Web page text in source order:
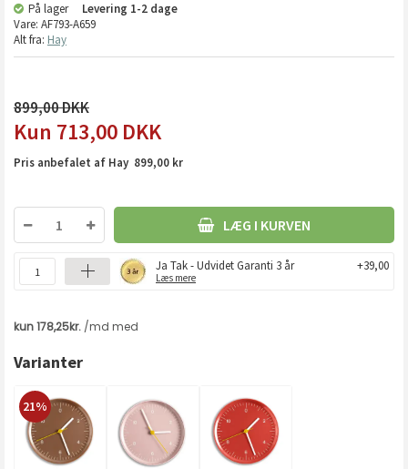
På lager Levering 1-2 dage
Vare: AF793-A659
Alt fra: Hay
899,00
713,00 DKK
Pris anbefalet af Hay 899,00 kr
LÆG I KURVEN
Ja Tak - Udvidet Garanti 3 år
Læs mere
+39,00
Varianter
21%